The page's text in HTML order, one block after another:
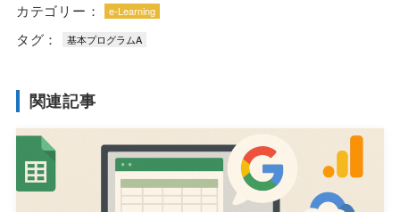
カテゴリー： e-Learning
タグ： 基本プログラムA
関連記事